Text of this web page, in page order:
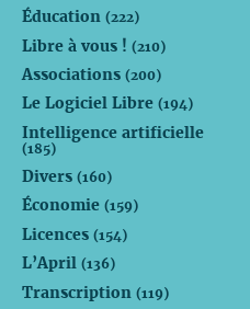
Éducation (222)
Libre à vous ! (210)
Associations (200)
Le Logiciel Libre (194)
Intelligence artificielle
(185)
Divers (160)
Économie (159)
Licences (154)
L’April (136)
Transcription (119)